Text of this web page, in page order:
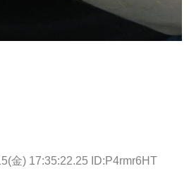
金) 17:35:22.25 ID:P4rmr6HT